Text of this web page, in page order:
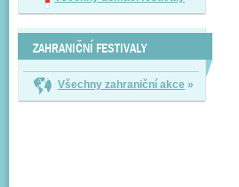
ZAHRANIČNÍ FESTIVALY
Všechny zahraniční akce »